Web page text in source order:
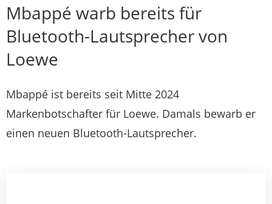
Mbappé warb bereits für
Bluetooth-Lautsprecher von
Loewe
Mbappé ist bereits seit Mitte 2024
Markenbotschafter für Loewe. Damals bewarb er
einen neuen Bluetooth-Lautsprecher.